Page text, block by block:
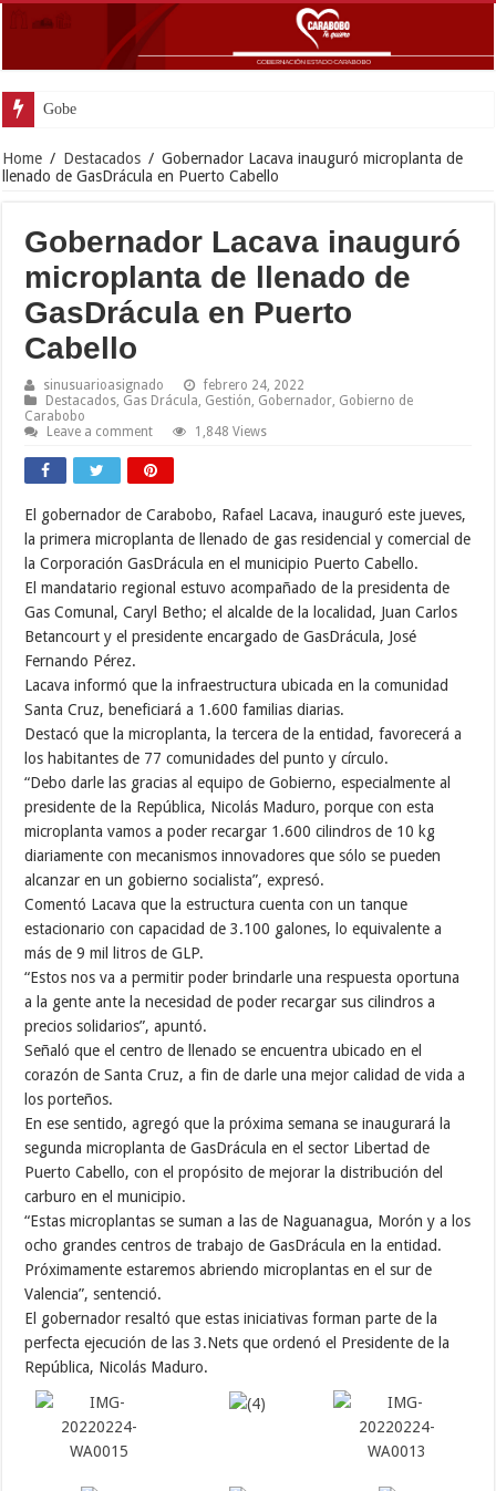
Gobernador Lacava y Al
Home / Destacados / Gobernador Lacava inauguró microplanta de
llenado de GasDrácula en Puerto Cabello
Gobernador Lacava inauguró
microplanta de llenado de
GasDrácula en Puerto
Cabello
sinusuarioasignado
febrero 24, 2022
Destacados Gas Drácula Gestión Gobernador Gobierno de
Carabobo
Leave a comment
1,848 Views
El gobernador de Carabobo, Rafael Lacava, inauguró este jueves,
la primera microplanta de llenado de gas residencial y comercial de
la Corporación GasDrácula en el municipio Puerto Cabello.
El mandatario regional estuvo acompañado de la presidenta de
Gas Comunal, Caryl Betho; el alcalde de la localidad, Juan Carlos
Betancourt y el presidente encargado de GasDrácula, José
Fernando Pérez.
Lacava informó que la infraestructura ubicada en la comunidad
Santa Cruz, beneficiará a 1.600 familias diarias.
Destacó que la microplanta, la tercera de la entidad, favorecerá a
los habitantes de 77 comunidades del punto y círculo.
“Debo darle las gracias al equipo de Gobierno, especialmente al
presidente de la República, Nicolás Maduro, porque con esta
microplanta vamos a poder recargar 1.600 cilindros de 10 kg
diariamente con mecanismos innovadores que sólo se pueden
alcanzar en un gobierno socialista”, expresó.
Comentó Lacava que la estructura cuenta con un tanque
estacionario con capacidad de 3.100 galones, lo equivalente a
más de 9 mil litros de GLP.
“Estos nos va a permitir poder brindarle una respuesta oportuna
a la gente ante la necesidad de poder recargar sus cilindros a
precios solidarios”, apuntó.
Señaló que el centro de llenado se encuentra ubicado en el
corazón de Santa Cruz, a fin de darle una mejor calidad de vida a
los porteños.
En ese sentido, agregó que la próxima semana se inaugurará la
segunda microplanta de GasDrácula en el sector Libertad de
Puerto Cabello, con el propósito de mejorar la distribución del
carburo en el municipio.
“Estas microplantas se suman a las de Naguanagua, Morón y a los
ocho grandes centros de trabajo de GasDrácula en la entidad.
Próximamente estaremos abriendo microplantas en el sur de
Valencia”, sentenció.
El gobernador resaltó que estas iniciativas forman parte de la
perfecta ejecución de las 3.Nets que ordenó el Presidente de la
República, Nicolás Maduro.